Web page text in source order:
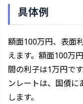
具体例
額面100万円、表面
えます。額面100万
間の利子は1万円で
ンレートは、国債
します。